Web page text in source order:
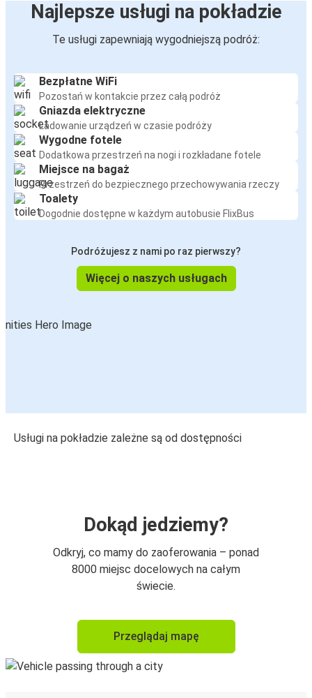
Najlepsze usługi na pokładzie
Te usługi zapewniają wygodniejszą podróż:
Bezpłatne WiFi
Pozostań w kontakcie przez całą podróż
Gniazda elektryczne
Ładowanie urządzeń w czasie podróży
Wygodne fotele
Dodatkowa przestrzeń na nogi i rozkładane fotele
Miejsce na bagaż
Przestrzeń do bezpiecznego przechowywania rzeczy
Toalety
Dogodnie dostępne w każdym autobusie FlixBus
Podróżujesz z nami po raz pierwszy?
Więcej o naszych usługach
Usługi na pokładzie zależne są od dostępności
Dokąd jedziemy?
Odkryj, co mamy do zaoferowania – ponad
8000 miejsc docelowych na całym
świecie.
Przeglądaj mapę